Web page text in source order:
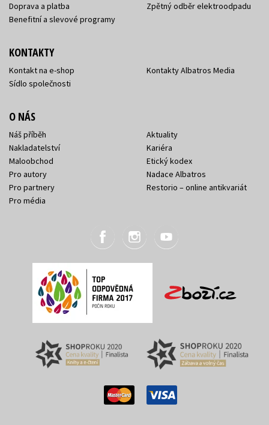
Doprava a platba
Benefitní a slevové programy
Zpětný odběr elektroodpadu
KONTAKTY
Kontakt na e-shop
Sídlo společnosti
Kontakty Albatros Media
O NÁS
Náš příběh
Nakladatelství
Maloobchod
Pro autory
Pro partnery
Pro média
Aktuality
Kariéra
Etický kodex
Nadace Albatros
Restorio – online antikvariát